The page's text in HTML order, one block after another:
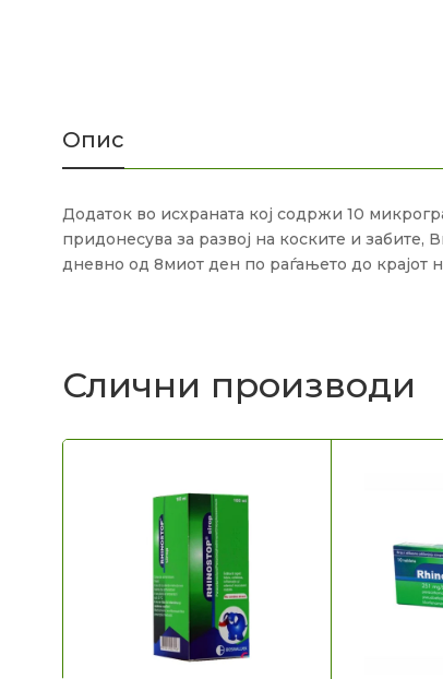
Опис
Додаток во исхраната кој содржи 10
придонесува за развој на коските и
дневно од 8миот ден по раѓањето до крајот
Слични производи